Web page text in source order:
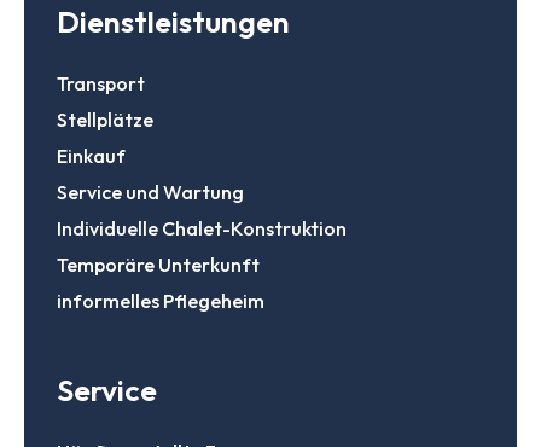
Dienstleistungen
Transport
Stellplätze
Einkauf
Service und Wartung
Individuelle Chalet-Konstruktion
Temporäre Unterkunft
informelles Pflegeheim
Service